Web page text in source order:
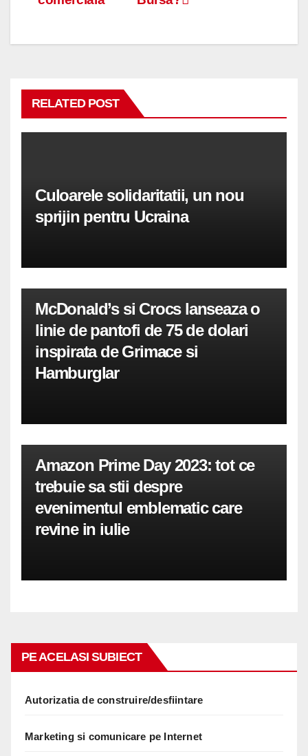
RELATED POST
Culoarele solidaritatii, un nou
sprijin pentru Ucraina
McDonald’s si Crocs lanseaza o
linie de pantofi de 75 de dolari
inspirata de Grimace si
Hamburglar
Amazon Prime Day 2023: tot ce
trebuie sa stii despre
evenimentul emblematic care
revine in iulie
PE ACELASI SUBIECT
Autorizatia de construire/desfiintare
Marketing si comunicare pe Internet